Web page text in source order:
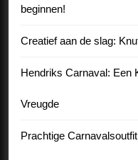
beginnen!
Creatief aan de slag:
Hendriks Carnaval: Een
Vreugde
Prachtige